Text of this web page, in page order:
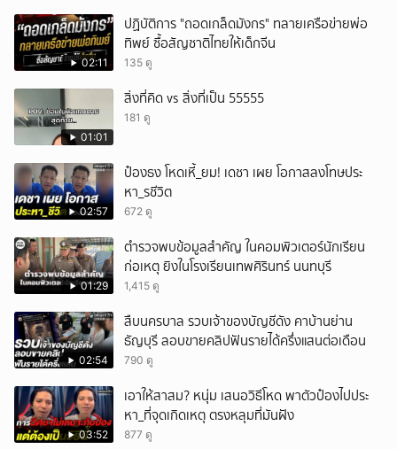
02:11
ปฏิบัติการ "ถอดเกล็ดมังกร" ทลายเครือข่ายพ่อ
ทิพย์ ซื้อสัญชาติไทยให้เด็กจีน
135 ดู
01:01
สิ่งที่คิด vs สิ่งที่เป็น 55555
181 ดู
02:57
ป๋องธง โหดเหี้_ยม! เดชา เผย โอกาสลงโทษประ
หา_รชีวิต
672 ดู
01:29
ตำรวจพบข้อมูลสำคัญ ในคอมพิวเตอร์นักเรียน
ก่อเหตุ ยิงในโรงเรียนเทพศิรินทร์ นนทบุรี
1,415 ดู
02:54
สืบนครบาล รวบเจ้าของบัญชีดัง คาบ้านย่าน
ธัญบุรี ลอบขายคลิปฟันรายได้ครึ่งแสนต่อเดือน
790 ดู
03:52
เอาให้สาสม? หนุ่ม เสนอวิธีโหด พาตัวป๋องไปประ
หา_ที่จุดเกิดเหตุ ตรงหลุมที่มันฝัง
877 ดู